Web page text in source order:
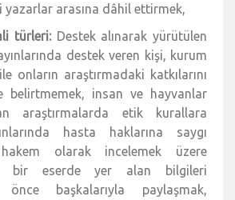
yazarlar arasına dâhil ettirmek,
türleri: Destek alınarak yürütülen
destek veren kişi, kurum
onların araştırmadaki katkılarını
belirtmemek, insan ve hayvanlar
araştırmalarda etik kurallara
hasta haklarına saygı
olarak incelemek üzere
bir eserde yer alan bilgileri
önce başkalarıyla paylaşmak,